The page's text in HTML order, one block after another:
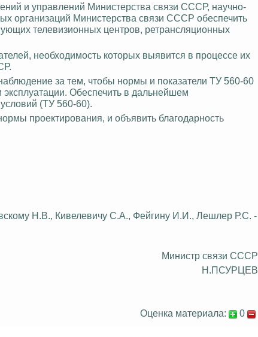
и управлений Министерства связи СССР, научно-
организаций Министерства связи СССР обеспечить
телевизионных центров, ретрансляционных
необходимость которых выявится в процессе их
за тем, чтобы нормы и показатели ТУ 560-60
Обеспечить в дальнейшем
(ТУ 560-60).
проектирования, и объявить благодарность
Н.В., Кивелевичу С.А., Фейгину И.И., Лешлер Р.С. -
Министр связи СССР
Н.ПСУРЦЕВ
Оценка материала: 0